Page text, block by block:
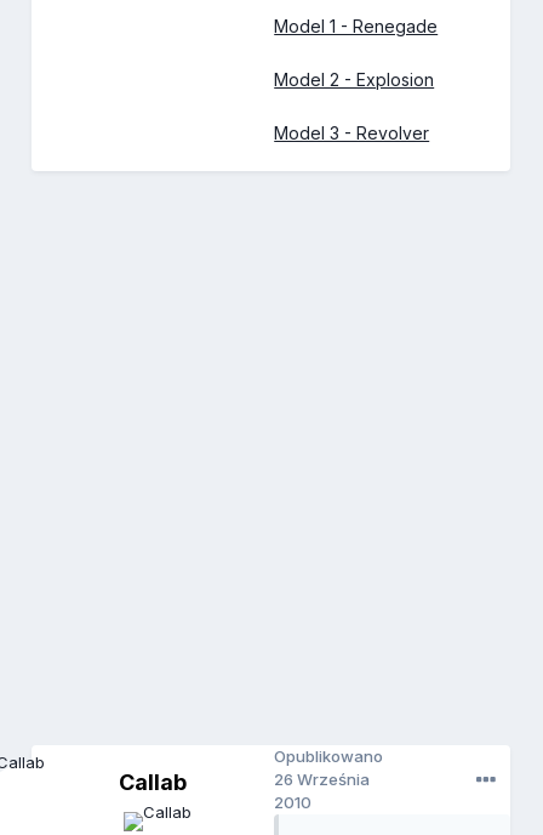
Model 1 - Renegade
Model 2 - Explosion
Model 3 - Revolver
Callab
Opublikowano
26 Września
2010